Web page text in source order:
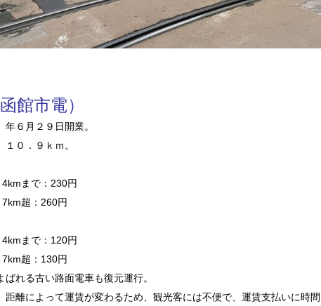
館市電）
年６月２９日開業。
０．９ｋｍ。
まで：230円
超：260円
まで：120円
超：130円
れる古い路面電車も復元運行。
距離によって運賃が変わるため、観光客には不便で、運賃支払いに時間